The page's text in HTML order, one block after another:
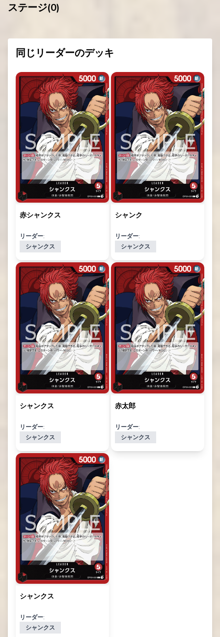
ステージ(0)
同じリーダーのデッキ
赤シャンクス
リーダー:
シャンクス
シャンク
リーダー:
シャンクス
シャンクス
リーダー:
シャンクス
赤太郎
リーダー:
シャンクス
シャンクス
リーダー:
シャンクス